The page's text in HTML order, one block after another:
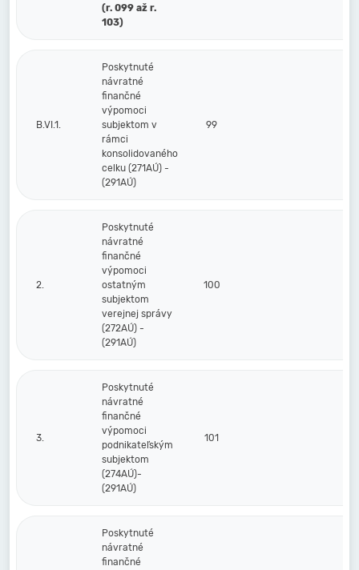
(r. 099 až r.
103)
B.VI.1.
Poskytnuté
návratné
finančné
výpomoci
subjektom v
rámci
konsolidovaného
celku (271AÚ) -
(291AÚ)
99
2.
Poskytnuté
návratné
finančné
výpomoci
ostatným
subjektom
verejnej správy
(272AÚ) -
(291AÚ)
100
3.
Poskytnuté
návratné
finančné
výpomoci
podnikateľským
subjektom
(274AÚ)-
(291AÚ)
101
Poskytnuté
návratné
finančné